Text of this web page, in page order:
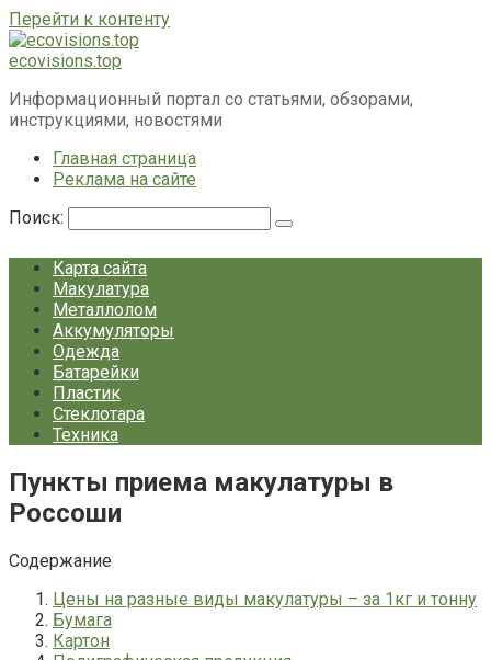
Перейти к контенту
ecovisions.top
Информационный портал со статьями, обзорами,
инструкциями, новостями
Главная страница
Реклама на сайте
Поиск:
Карта сайта
Макулатура
Металлолом
Аккумуляторы
Одежда
Батарейки
Пластик
Стеклотара
Техника
Пункты приема макулатуры в
Россоши
Содержание
Цены на разные виды макулатуры – за 1кг и тонну
Бумага
Картон